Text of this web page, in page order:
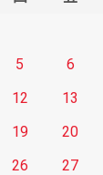
5 6
12 13
19 20
26 27